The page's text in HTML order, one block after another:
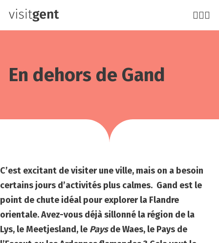
Aller
En dehors de Gand
C’est excitant de visiter une ville, mais on a besoin
certains jours d’activités plus calmes. Gand est le
point de chute idéal pour explorer la Flandre
orientale. Avez-vous déjà sillonné la région de la
Lys, le Meetjesland, le Paysde Waes, le Pays de